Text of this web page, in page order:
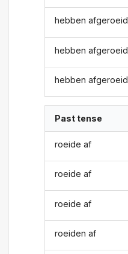
hebben afgeroeid
hebben afgeroeid
hebben afgeroeid
Past tense
roeide af
roeide af
roeide af
roeiden af